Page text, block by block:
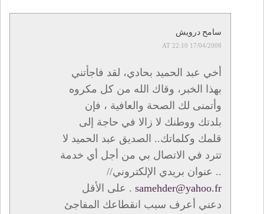
سامح درويش
17/04/2008 AT 22:10
أخي عبد الحميد بحادي، لقد فاجأتني
بهذا الخبر، وقاك الله من كل مكروه
وأتمنى لك الصحة والعافية ، فإن
بلدتك ووطنك لا زالا في حاجة إلى
قلمك وكلماتك.. الصديق عبد الحميد لا
تترد في الاتصال بي من أجل أي خدمة
.. عنوان بريدي الإلكتروني//
samehder@yahoo.fr . على الأقل
دعني أعرف سبب انقطاعك المفاجئ